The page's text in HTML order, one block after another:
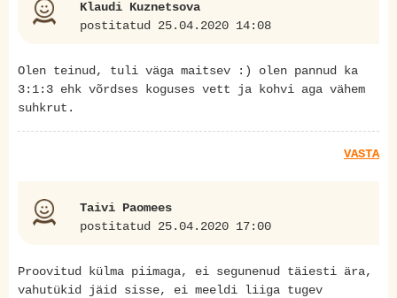
Klaudi Kuznetsova
postitatud 25.04.2020 14:08
Olen teinud, tuli väga maitsev :) olen pannud ka
3:1:3 ehk võrdses koguses vett ja kohvi aga vähem
suhkrut.
VASTA
Taivi Paomees
postitatud 25.04.2020 17:00
Proovitud külma piimaga, ei segunenud täiesti ära,
vahutükid jäid sisse, ei meeldi liiga tugev